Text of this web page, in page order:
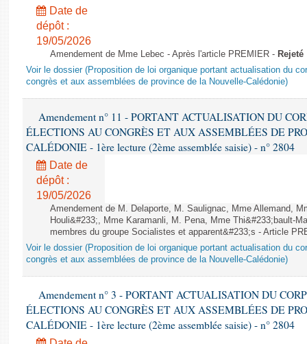
Date de
dépôt :
19/05/2026
Amendement de Mme Lebec - Après l'article PREMIER - Rejeté
Voir le dossier (Proposition de loi organique portant actualisation du
congrès et aux assemblées de province de la Nouvelle-Calédonie)
Amendement n° 11 - PORTANT ACTUALISATION DU
ÉLECTIONS AU CONGRÈS ET AUX ASSEMBLÉES DE
CALÉDONIE - 1ère lecture (2ème assemblée saisie) - n° 2804
Date de
dépôt :
19/05/2026
Amendement de M. Delaporte, M. Saulignac, Mme Allemand,
Houli&#233;, Mme Karamanli, M. Pena, Mme Thi&#233;bault-
membres du groupe Socialistes et apparent&#233;s - Article
Voir le dossier (Proposition de loi organique portant actualisation du
congrès et aux assemblées de province de la Nouvelle-Calédonie)
Amendement n° 3 - PORTANT ACTUALISATION DU
ÉLECTIONS AU CONGRÈS ET AUX ASSEMBLÉES DE
CALÉDONIE - 1ère lecture (2ème assemblée saisie) - n° 2804